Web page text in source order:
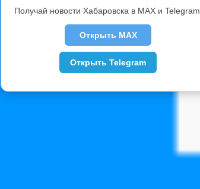
Получай новости Хабаровска в MAX и Telegram.
Открыть MAX
Открыть Telegram